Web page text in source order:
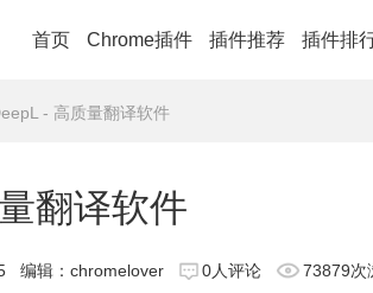
首页 Chrome插件 插件推荐 插件排
- 高质量翻译软件
翻译软件
编辑：chromelover 0人评论 73879次